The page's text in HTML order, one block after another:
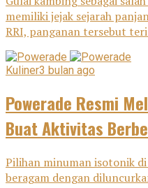
memiliki jejak sejarah
RRI, panganan tersebut
Kuliner3 bulan ago
Powerade Resmi
Buat Aktivitas
Pilihan minuman isotonik
beragam dengan